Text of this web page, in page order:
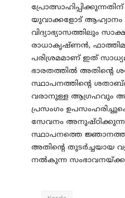
യുവാക്കളോട്
വിദ്യാഭ്യാസത്തിലും
രാധാകൃഷ്ണൻ,
പരിശ്രമമാണ് ഇത്
ഭാരതത്തിൽ അതിന്റെ
സ്ഥാപനത്തിന്റെ
വരാനുള്ള ആഗ്രഹവും
പ്രസംഗം
സേവനം അനുഷ്ഠിക്കുന്ന
സ്ഥാപനത്തെ
അതിന്റെ തുടർച്ചയായ
നൽകുന്ന